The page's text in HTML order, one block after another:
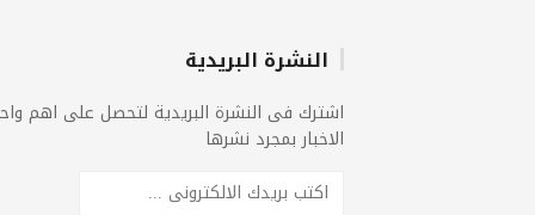
النشرة البريدية
اشترك فى النشرة البريدية لتحصل على اهم
الاخبار بمجرد نشرها